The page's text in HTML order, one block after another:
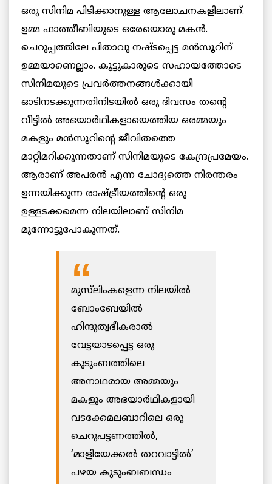
ഒരു സിനിമ പിടിക്കാനുള്ള ആലോചനകളിലാണ്.
ഉമ്മ ഫാത്തീബിയുടെ ഒരേയൊരു മകൻ.
ചെറുപ്പത്തിലേ പിതാവു നഷ്ടപ്പെട്ട മൻസൂറിന്
ഉമ്മയാണെല്ലാം. കൂട്ടുകാരുടെ സഹായത്തോടെ
സിനിമയുടെ പ്രവർത്തനങ്ങൾക്കായി
ഓടിനടക്കുന്നതിനിടയിൽ ഒരു ദിവസം തന്റെ
വീട്ടിൽ അഭയാർഥികളായെത്തിയ ഒരമ്മയും
മകളും മൻസൂറിന്റെ ജീവിതത്തെ
മാറ്റിമറിക്കുന്നതാണ് സിനിമയുടെ കേന്ദ്രപ്രമേയം.
ആരാണ് അപരൻ എന്ന ചോദ്യത്തെ നിരന്തരം
ഉന്നയിക്കുന്ന രാഷ്ട്രീയത്തിന്റെ ഒരു
ഉള്ളടക്കമെന്ന നിലയിലാണ് സിനിമ
മുന്നോട്ടുപോകുന്നത്.
മുസ്‌ലിംകളെന്ന നിലയിൽ
ബോംബേയിൽ
ഹിന്ദുത്വഭീകരാൽ
വേട്ടയാടപ്പെട്ട ഒരു
കുടുംബത്തിലെ
അനാഥരായ അമ്മയും
മകളും അഭയാർഥികളായി
വടക്കേമലബാറിലെ ഒരു
ചെറുപട്ടണത്തിൽ,
‘മാളിയേക്കൽ തറവാട്ടിൽ’
പഴയ കുടുംബബന്ധം